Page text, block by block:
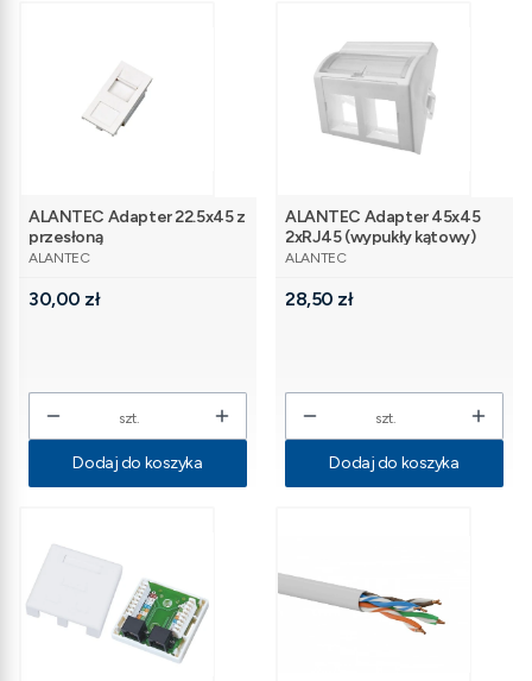
ALANTEC Adapter 22.5x45 z
przesłoną
PRODUCENT
ALANTEC
Cena
30,00 zł
szt.
Dodaj do koszyka
ALANTEC Adapter 45x45
2xRJ45 (wypukły kątowy)
PRODUCENT
ALANTEC
Cena
28,50 zł
szt.
Dodaj do koszyka